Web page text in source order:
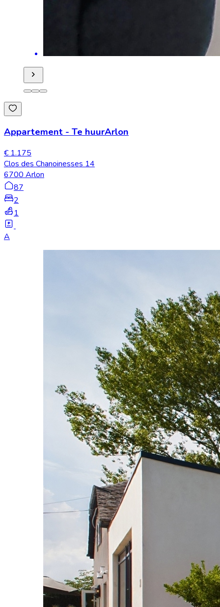
Appartement - Te huurArlon
€ 1.175
Clos des Chanoinesses 14
6700 Arlon
87
2
1
A